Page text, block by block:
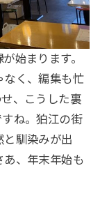
始まります。
なく、編集も忙
、こうした裏
ね。狛江の街
と馴染みが出
、年末年始も